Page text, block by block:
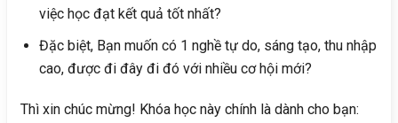
việc học đạt kết quả tốt nhất?
Đặc biệt, Bạn muốn có 1 nghề tự do, sáng tạo, thu nhập
cao, được đi đây đi đó với nhiều cơ hội mới?
Thì xin chúc mừng! Khóa học này chính là dành cho bạn: